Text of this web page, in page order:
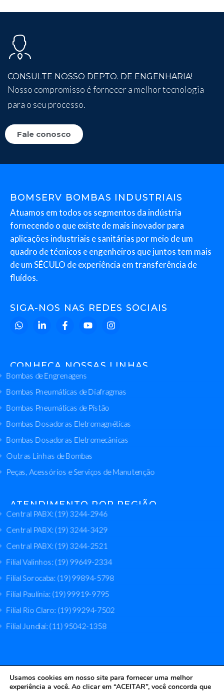
CONSULTE NOSSO DEPTO. DE ENGENHARIA!
Nosso compromisso é fornecer a melhor tecnologia
para o seu processo.
Fale conosco
BOMSERV BOMBAS INDUSTRIAIS
Atuamos em todos os segmentos da indústria
fornecendo o que existe de mais inovador para
aplicações industriais e sanitárias por meio de um
quadro de técnicos e engenheiros que juntos tem mais
de um SÉCULO de experiência em transferência de
fluídos.
SIGA-NOS NAS REDES SOCIAIS
CONHEÇA NOSSAS LINHAS
Bombas de Engrenagens
Bombas Pneumáticas de Diafragmas
Bombas Pneumáticas de Pistão
Bombas Dosadoras Eletromagnéticas
Bombas Dosadoras Eletromecânicas
Outras Linhas de Bombas
Peças, Acessórios e Serviços de Manutenção
ATENDIMENTO POR REGIÃO
Central PABX: (19) 3244-2946
Central PABX: (19) 3244-3429
Central PABX: (19) 3244-2521
Filial Valinhos: (19) 99649-2334
Filial Sorocaba: (19) 99894-5798
Filial Paulínia: (19) 99919-9795
Filial Rio Claro: (19) 99294-7502
Filial Jundiaí: (11) 95042-1358
Bomserv Bombas Industriais © 2024. Todos os Direitos
Usamos cookies em nosso site para fornecer uma melhor
experiência a você. Ao clicar em “ACEITAR”, você concorda que